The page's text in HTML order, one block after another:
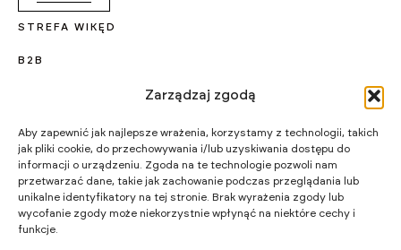
Zarządzaj zgodą
Aby zapewnić jak najlepsze wrażenia, korzystamy z technologii, takich
jak pliki cookie, do przechowywania i/lub uzyskiwania dostępu do
informacji o urządzeniu. Zgoda na te technologie pozwoli nam
przetwarzać dane, takie jak zachowanie podczas przeglądania lub
unikalne identyfikatory na tej stronie. Brak wyrażenia zgody lub
wycofanie zgody może niekorzystnie wpłynąć na niektóre cechy i
funkcje.
STREFA WIKĘD
B2B
PROJEKTY UNIJNE
CERTYFIKATY I PROGRAMY
STRATEGIA PODATKOWA
WIKĘD SP. Z O.O.